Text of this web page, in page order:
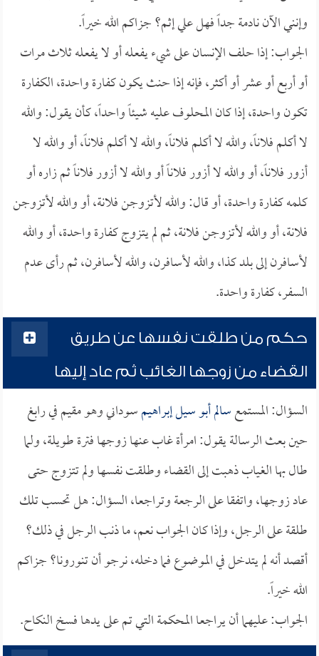
وإنني الآن نادمة جداً فهل علي إثم؟ جزاكم الله خيراً.
الجواب: إذا حلف الإنسان على شيء يفعله أو لا يفعله ثلاث مرات
أو أربع أو عشر أو أكثر، فإنه إذا حنث يكون كفارة واحدة، الكفارة
تكون واحدة، إذا كان المحلوف عليه شيئاً واحداً، كأن يقول: والله
لا أكلم فلاناً، والله لا أكلم فلاناً، والله لا أكلم فلاناً، أو والله لا
أزور فلاناً، أو والله لا أزور فلاناً أو والله لا أزور فلاناً ثم زاره أو
كلمه كفارة واحدة، أو قال: والله لأتزوجن فلانة، أو والله لأتزوجن
فلانة، أو والله لأتزوجن فلانة، ثم لم يتزوج كفارة واحدة، أو والله
لأسافرن إلى بلد كذا، والله لأسافرن، والله لأسافرن، ثم رأى عدم
السفر، كفارة واحدة.
حكم من طلقت نفسها عن طريق
القضاء من زوجها الغائب ثم عاد إليها
السؤال: المستمعسالم أبو سيل إبراهيمسوداني وهو مقيم في رابغ
حين بعث الرسالة يقول: امرأة غاب عنها زوجها فترة طويلة، ولما
طال بها الغياب ذهبت إلى القضاء وطلقت نفسها ولم تتزوج حتى
عاد زوجها، واتفقا على الرجعة وتراجعا، السؤال: هل تحسب تلك
طلقة على الرجل، وإذا كان الجواب نعم، ما ذنب الرجل في ذلك؟
أقصد أنه لم يتدخل في الموضوع فما دخله، نرجو أن تنورونا؟ جزاكم
الله خيراً.
الجواب: عليهما أن يراجعا المحكمة التي تم على يدها فسخ النكاح.